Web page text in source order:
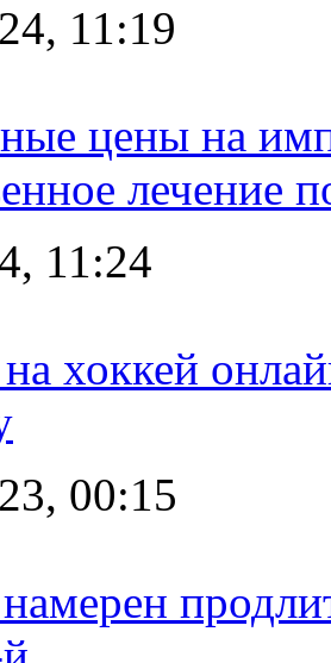
11:19
цены на
лечение
11:24
хоккей
00:15